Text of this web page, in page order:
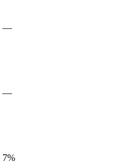
—
—
7%